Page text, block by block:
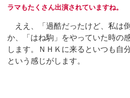
ラマもたくさん出演されていますね。
ええ、「過酷だったけど、私は
か、「はね駒」をやっていた時の
します。ＮＨＫに来るといつも自
という感じがします。